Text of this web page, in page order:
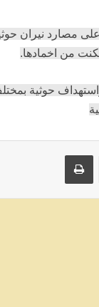
مصارد نيران
من اخمادها.
حوثية
مشاركة عبر البريد طباعة